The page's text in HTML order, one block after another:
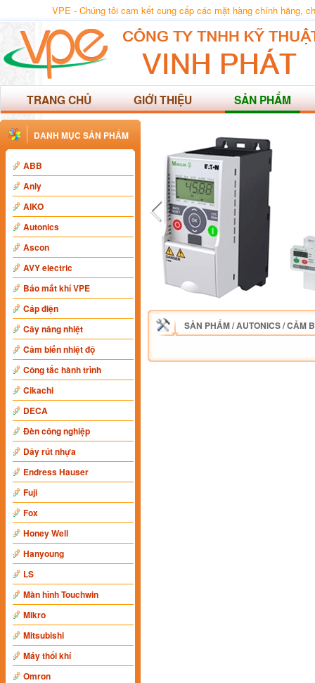
VPE - Chúng tôi cam kết cung cấp các mặt hàng chính hãng,
TRANG CHỦ GIỚI THIỆU SẢN PHẨM
DANH MỤC SẢN PHẨM
ABB
Anly
AIKO
Autonics
Ascon
AVY electric
Báo mất khí VPE
Cáp điện
Cây nâng nhiệt
Cảm biến nhiệt độ
Công tắc hành trình
Cikachi
DECA
Đèn công nghiệp
Dây rút nhựa
Endress Hauser
Fuji
Fox
Honey Well
Hanyoung
LS
Màn hình Touchwin
Mikro
Mitsubishi
Máy thổi khí
Omron
SẢN PHẨM/AUTONICS/CẢM